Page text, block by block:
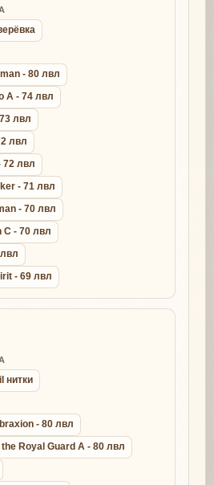
- 80 лвл
A - 74 лвл
лвл
лвл
72 лвл
- 71 лвл
- 70 лвл
C - 70 лвл
- 69 лвл
нитки
- 80 лвл
Royal Guard A - 80 лвл